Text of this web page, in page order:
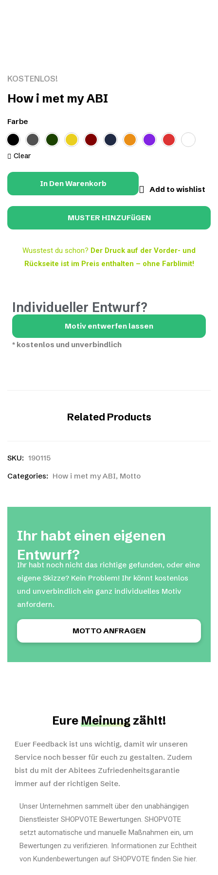
KOSTENLOS!
How i met my ABI
Farbe
Clear
In Den Warenkorb
Add to wishlist
Wusstest du schon? Der Druck auf der Vorder- und
Rückseite ist im Preis enthalten – ohne Farblimit!
Individueller Entwurf?
Motiv entwerfen lassen
* kostenlos und unverbindlich
Related Products
SKU: 190115
Categories: How i met my ABI, Motto
Ihr habt einen eigenen
Entwurf?
Ihr habt noch nicht das richtige gefunden, oder eine
eigene Skizze? Kein Problem! Ihr könnt kostenlos
und unverbindlich ein ganz individuelles Motiv
anfordern.
MOTTO ANFRAGEN
EureMeinung zählt!
Euer Feedback ist uns wichtig, damit wir unseren
Service noch besser für euch zu gestalten. Zudem
bist du mit der Abitees Zufriedenheitsgarantie
immer auf der richtigen Seite.
Unser Unternehmen sammelt über den unabhängigen
Dienstleister SHOPVOTE Bewertungen. SHOPVOTE
setzt automatische und manuelle Maßnahmen ein, um
Bewertungen zu verifizieren. Informationen zur Echtheit
von Kundenbewertungen auf SHOPVOTE finden Sie hier.